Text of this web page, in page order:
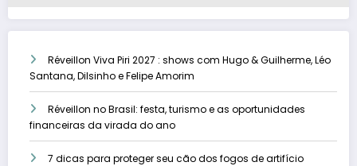
Réveillon Viva Piri 2027 : shows com Hugo & Guilherme, Léo
Santana, Dilsinho e Felipe Amorim
Réveillon no Brasil: festa, turismo e as oportunidades
financeiras da virada do ano
7 dicas para proteger seu cão dos fogos de artifício